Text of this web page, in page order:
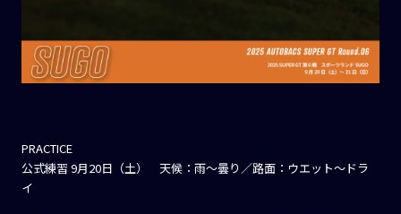
PRACTICE
公式練習 9月20日（土） 天候：雨〜曇り／路面：ウエット〜ドラ
イ